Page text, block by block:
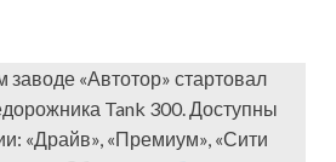
заводе «Автотор» стартовал
Tank 300. Доступны
«Драйв», «Премиум», «Сити